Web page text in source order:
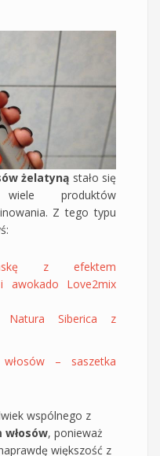
żelatyną stało się
produktów
Z tego typu
z efektem
awokado Love2mix
Natura Siberica z
– saszetka
wspólnego z
, ponieważ
większość z